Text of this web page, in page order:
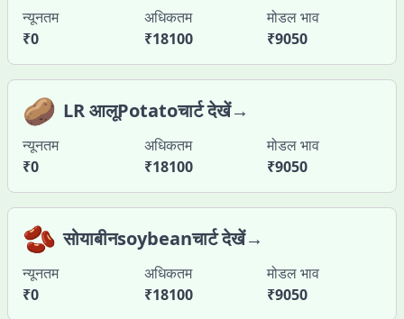
न्यूनतम
₹0
अधिकतम
₹18100
मोडल भाव
₹9050
🥔 LR आलूPotatoचार्ट देखें→
न्यूनतम
₹0
अधिकतम
₹18100
मोडल भाव
₹9050
🫘 सोयाबीनsoybeanचार्ट देखें→
न्यूनतम
₹0
अधिकतम
₹18100
मोडल भाव
₹9050